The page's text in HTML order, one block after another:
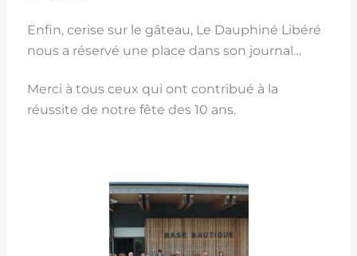
Enfin, cerise sur le gâteau, Le Dauphiné Libéré
nous a réservé une place dans son journal…
Merci à tous ceux qui ont contribué à la
réussite de notre fête des 10 ans.